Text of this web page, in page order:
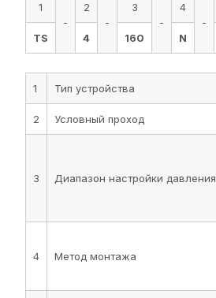
1
-
2
-
3
-
4
-
TS 4 160 N
1 Тип устройства
2 Условный проход
3 Диапазон настройки давления
4 Метод монтажа